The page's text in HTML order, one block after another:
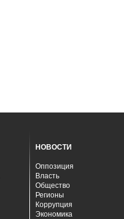
НОВОСТИ
Оппозиция
Власть
Общество
Регионы
Коррупция
Экономика